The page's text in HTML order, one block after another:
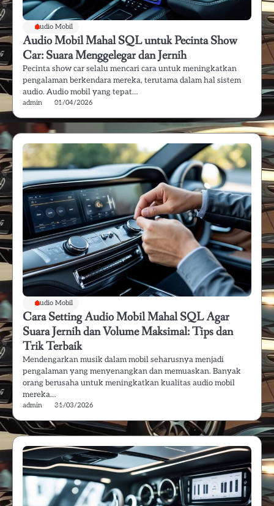
Audio Mobil
Audio Mobil Mahal SQL untuk Pecinta Show
Car: Suara Menggelegar dan Jernih
Pecinta show car selalu mencari cara untuk meningkatkan
pengalaman berkendara mereka, terutama dalam hal sistem
audio. Audio mobil yang tepat…
admin 01/04/2026
Audio Mobil
Cara Setting Audio Mobil Mahal SQL Agar
Suara Jernih dan Volume Maksimal: Tips dan
Trik Terbaik
Mendengarkan musik dalam mobil seharusnya menjadi
pengalaman yang menyenangkan dan memuaskan. Banyak
orang berusaha untuk meningkatkan kualitas audio mobil
mereka…
admin 31/03/2026